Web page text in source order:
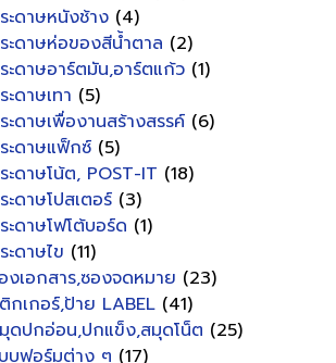
ะดาษหนังช้าง (4)
ะดาษห่อของสีน้ำตาล (2)
ะดาษอาร์ตมัน,อาร์ตแก้ว (1)
ะดาษเทา (5)
ะดาษเพื่องานสร้างสรรค์ (6)
ะดาษแฟ็กซ์ (5)
ะดาษโน้ต, POST-IT (18)
ะดาษโปสเตอร์ (3)
ะดาษโฟโต้บอร์ด (1)
ะดาษไข (11)
งเอกสาร,ซองจดหมาย (23)
กเกอร์,ป้าย LABEL (41)
ดปกอ่อน,ปกแข็ง,สมุดโน็ต (25)
บฟอร์มต่าง ๆ (17)